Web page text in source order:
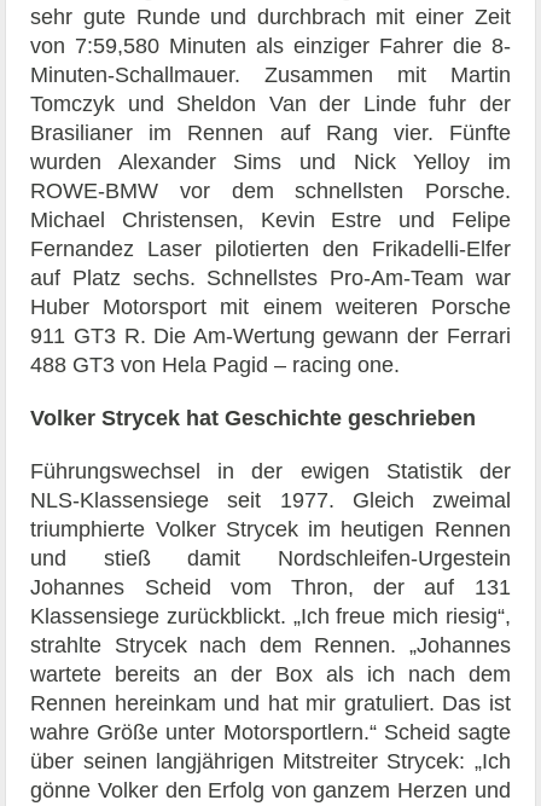
sehr gute Runde und durchbrach mit einer Zeit
von 7:59,580 Minuten als einziger Fahrer die 8-
Minuten-Schallmauer. Zusammen mit Martin
Tomczyk und Sheldon Van der Linde fuhr der
Brasilianer im Rennen auf Rang vier. Fünfte
wurden Alexander Sims und Nick Yelloy im
ROWE-BMW vor dem schnellsten Porsche.
Michael Christensen, Kevin Estre und Felipe
Fernandez Laser pilotierten den Frikadelli-Elfer
auf Platz sechs. Schnellstes Pro-Am-Team war
Huber Motorsport mit einem weiteren Porsche
911 GT3 R. Die Am-Wertung gewann der Ferrari
488 GT3 von Hela Pagid – racing one.
Volker Strycek hat Geschichte geschrieben
Führungswechsel in der ewigen Statistik der
NLS-Klassensiege seit 1977. Gleich zweimal
triumphierte Volker Strycek im heutigen Rennen
und stieß damit Nordschleifen-Urgestein
Johannes Scheid vom Thron, der auf 131
Klassensiege zurückblickt. „Ich freue mich riesig“,
strahlte Strycek nach dem Rennen. „Johannes
wartete bereits an der Box als ich nach dem
Rennen hereinkam und hat mir gratuliert. Das ist
wahre Größe unter Motorsportlern.“ Scheid sagte
über seinen langjährigen Mitstreiter Strycek: „Ich
gönne Volker den Erfolg von ganzem Herzen und